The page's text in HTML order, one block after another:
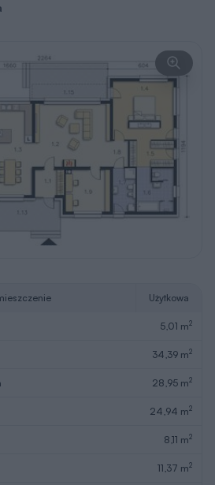
Użytkowa
5,01 m2
34,39 m2
28,95 m2
24,94 m2
8,11 m2
11,37 m2